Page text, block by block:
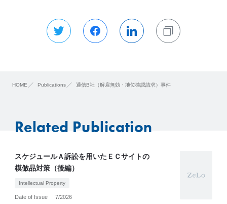
HOME Publications 通信B社（解雇無効・地位確認請求）事件
Related Publication
スケジュールＡ訴訟を用いたＥＣサイトの
模倣品対策（後編）
Intellectual Property
Date of Issue
7/2026